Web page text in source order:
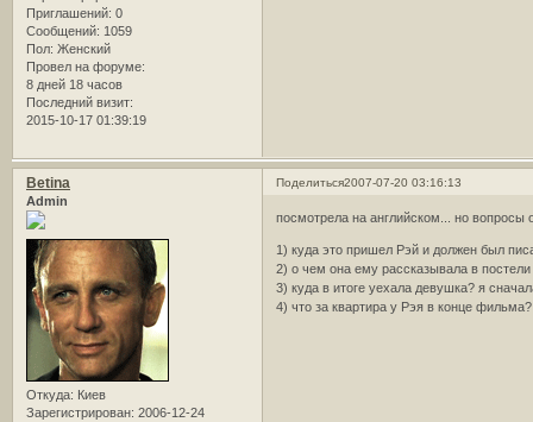
Приглашений: 0
Сообщений: 1059
Пол: Женский
Провел на форуме:
8 дней 18 часов
Последний визит:
2015-10-17 01:39:19
Поделиться2007-07-20 03:16:13
Betina
Admin
Откуда: Киев
Зарегистрирован: 2006-12-24
посмотрела на английском... но вопросы
1) куда это пришел Рэй и должен был
2) о чем она ему рассказывала в
3) куда в итоге уехала девушка? я
4) что за квартира у Рэя в конце